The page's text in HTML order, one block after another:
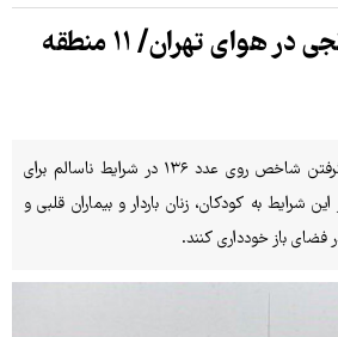
تداوم وضعیت نارنجی در هوای تهران/ ۱۱ منطقه
کیفیت هوای تهران با قرار گرفتن شاخص روی عدد ۱۳۶ در شرایط ناسالم برای
به کودکان، زنان باردار و بیماران قلبی و
فضای باز خودداری کنند.